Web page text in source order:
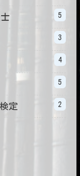
5
3
4
5
定 2